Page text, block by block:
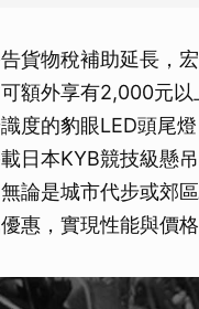
貨物稅補助延長，
額外享有2,000元
度的豹眼LED頭尾
日本KYB競技級懸
論是城市代步或郊
惠，實現性能與價格